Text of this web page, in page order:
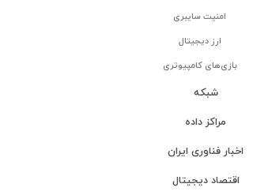
امنیت سایبری
ارز دیجیتال
بازی‌های کامپیوتری
شبکه
مراکز داده
اخبار فناوری ایران
اقتصاد دیجیتال